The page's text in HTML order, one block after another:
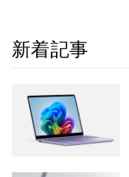
新着記事